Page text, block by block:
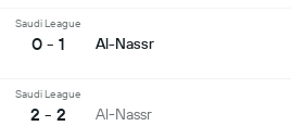
Saudi League
0 - 1 Al-Nassr
Saudi League
2 - 2 Al-Nassr